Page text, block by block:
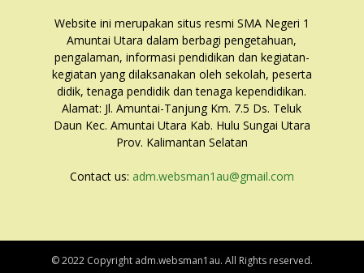
Website ini merupakan situs resmi SMA Negeri 1
Amuntai Utara dalam berbagi pengetahuan,
pengalaman, informasi pendidikan dan kegiatan-
kegiatan yang dilaksanakan oleh sekolah, peserta
didik, tenaga pendidik dan tenaga kependidikan.
Alamat: Jl. Amuntai-Tanjung Km. 7.5 Ds. Teluk
Daun Kec. Amuntai Utara Kab. Hulu Sungai Utara
Prov. Kalimantan Selatan
Contact us: adm.websman1au@gmail.com
© 2022 Copyright adm.websman1au. All Rights reserved.